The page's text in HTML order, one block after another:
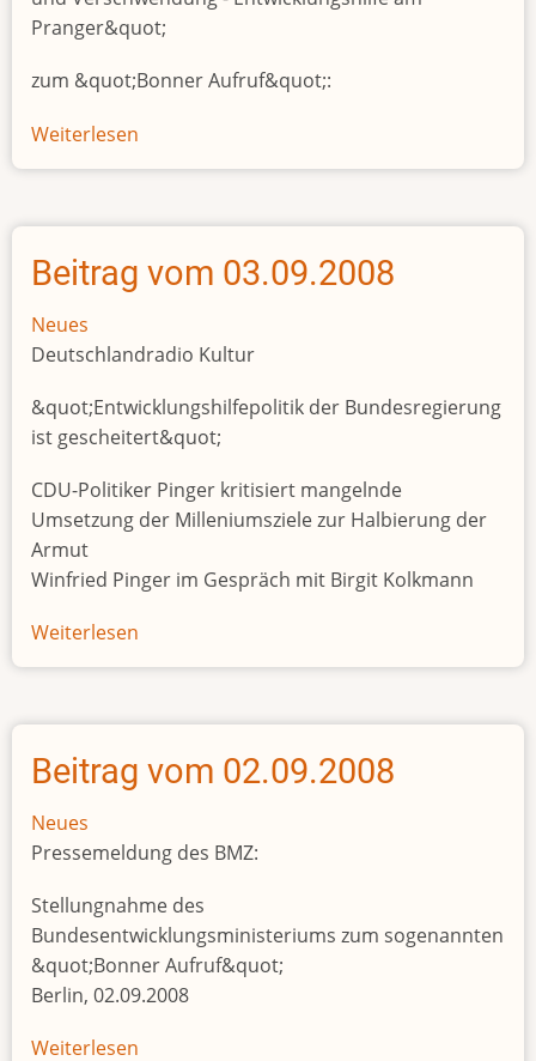
Pranger&quot;
zum &quot;Bonner Aufruf&quot;:
Weiterlesen
Beitrag
04.09.2008
Beitrag vom 03.09.2008
Neues
Deutschlandradio Kultur
&quot;Entwicklungshilfepolitik der Bundesregierung
ist gescheitert&quot;
CDU-Politiker Pinger kritisiert mangelnde
Umsetzung der Milleniumsziele zur Halbierung der
Armut
Winfried Pinger im Gespräch mit Birgit Kolkmann
Weiterlesen
Beitrag
03.09.2008
Beitrag vom 02.09.2008
Neues
Pressemeldung des BMZ:
Stellungnahme des
Bundesentwicklungsministeriums zum sogenannten
&quot;Bonner Aufruf&quot;
Berlin, 02.09.2008
Weiterlesen